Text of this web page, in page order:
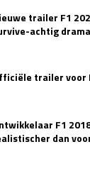
2026
trailer F1
achtig drama
trailer voor
F1
dan